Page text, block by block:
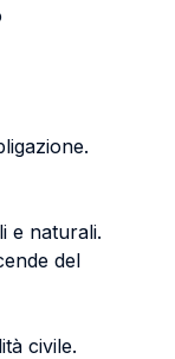
e naturali.
del
civile.